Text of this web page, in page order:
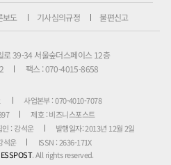
보도 기사심의규정 불편신고
로 39-34 서울숲더스페이스 12층
팩스 : 070-4015-8658
사업본부 : 070-4010-7078
제호 : 비즈니스포스트
인 : 강석운
발행일자: 2013년 12월 2일
석운
ISSN : 2636-171X
. All rights reserved.